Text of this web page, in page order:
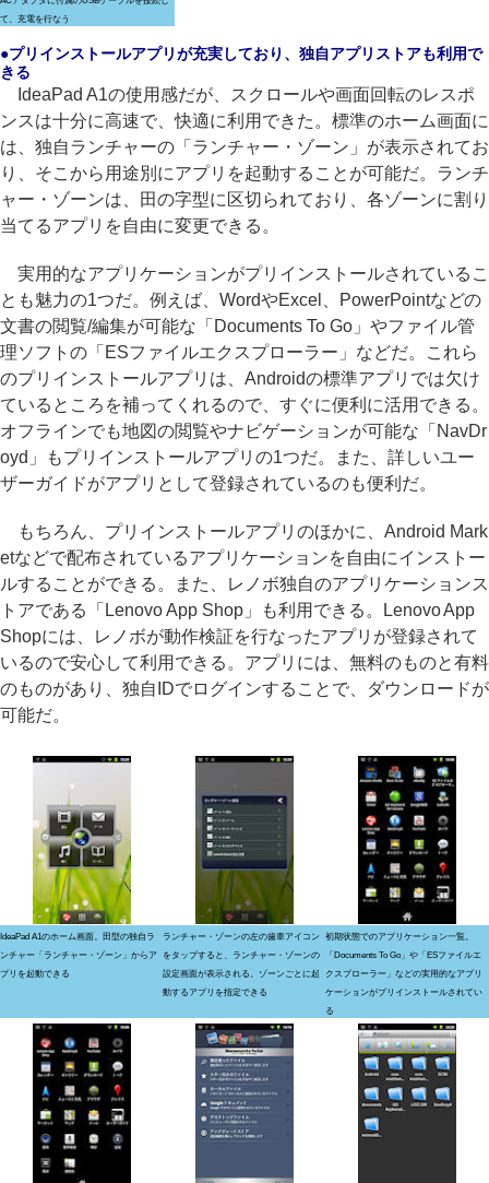
て、充電を行なう
●プリインストールアプリが充実しており、独自アプリストアも利用で
きる
IdeaPad A1の使用感だが、スクロールや画面回転のレスポ
ンスは十分に高速で、快適に利用できた。標準のホーム画面に
は、独自ランチャーの「ランチャー・ゾーン」が表示されてお
り、そこから用途別にアプリを起動することが可能だ。ランチ
ャー・ゾーンは、田の字型に区切られており、各ゾーンに割り
当てるアプリを自由に変更できる。
実用的なアプリケーションがプリインストールされているこ
とも魅力の1つだ。例えば、WordやExcel、PowerPointなどの
文書の閲覧/編集が可能な「Documents To Go」やファイル管
理ソフトの「ESファイルエクスプローラー」などだ。これら
のプリインストールアプリは、Androidの標準アプリでは欠け
ているところを補ってくれるので、すぐに便利に活用できる。
オフラインでも地図の閲覧やナビゲーションが可能な「NavDr
oyd」もプリインストールアプリの1つだ。また、詳しいユー
ザーガイドがアプリとして登録されているのも便利だ。
もちろん、プリインストールアプリのほかに、Android Mark
etなどで配布されているアプリケーションを自由にインストー
ルすることができる。また、レノボ独自のアプリケーションス
トアである「Lenovo App Shop」も利用できる。Lenovo App
Shopには、レノボが動作検証を行なったアプリが登録されて
いるので安心して利用できる。アプリには、無料のものと有料
のものがあり、独自IDでログインすることで、ダウンロードが
可能だ。
IdeaPad A1のホーム画面。田型の独自ラ
ンチャー「ランチャー・ゾーン」からア
プリを起動できる
ランチャー・ゾーンの左の歯車アイコン
をタップすると、ランチャー・ゾーンの
設定画面が表示される。ゾーンごとに起
動するアプリを指定できる
初期状態でのアプリケーション一覧。
「Documents To Go」や「ESファイルエ
クスプローラー」などの実用的なアプリ
ケーションがプリインストールされてい
る